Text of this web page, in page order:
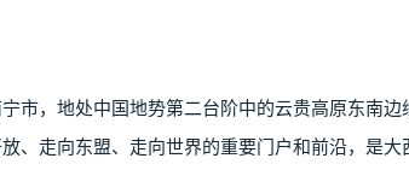
市，地处中国地势第二台阶中的云贵高原东南
、走向东盟、走向世界的重要门户和前沿，是大